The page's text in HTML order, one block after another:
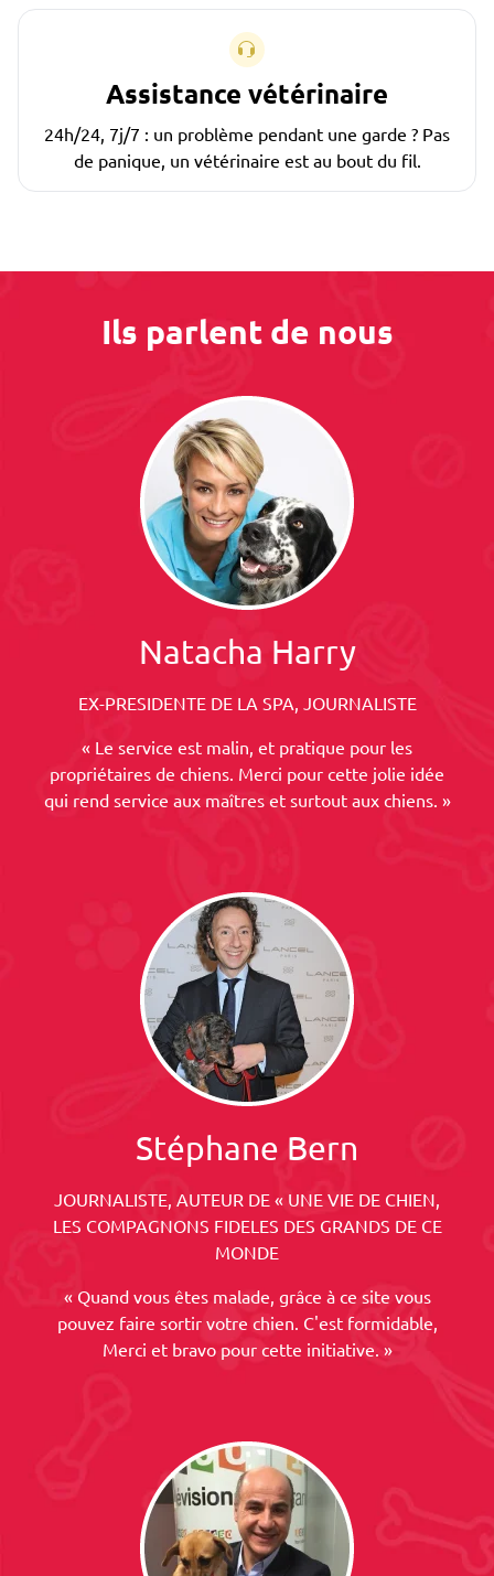
Assistance vétérinaire
24h/24, 7j/7 : un problème pendant une garde ? Pas
de panique, un vétérinaire est au bout du fil.
Ils parlent de nous
Natacha Harry
EX-PRESIDENTE DE LA SPA, JOURNALISTE
« Le service est malin, et pratique pour les
propriétaires de chiens. Merci pour cette jolie idée
qui rend service aux maîtres et surtout aux chiens. »
Stéphane Bern
JOURNALISTE, AUTEUR DE « UNE VIE DE CHIEN,
LES COMPAGNONS FIDELES DES GRANDS DE CE
MONDE
« Quand vous êtes malade, grâce à ce site vous
pouvez faire sortir votre chien. C'est formidable,
Merci et bravo pour cette initiative. »